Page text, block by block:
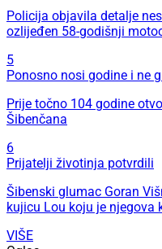
Policija objavila detalje
ozlijeđen 58-godišnji
5
Ponosno nosi godine i ne
Prije točno 104 godine
Šibenčana
6
Prijatelji životinja potvrdili
Šibenski glumac Goran
kujicu Lou koju je njegova
VIŠE